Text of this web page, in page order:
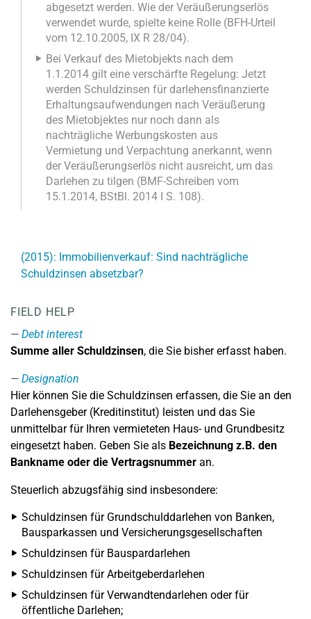
abgesetzt werden. Wie der Veräußerungserlös
verwendet wurde, spielte keine Rolle (BFH-Urteil
vom 12.10.2005, IX R 28/04).
Bei Verkauf des Mietobjekts nach dem
1.1.2014 gilt eine verschärfte Regelung: Jetzt
werden Schuldzinsen für darlehensfinanzierte
Erhaltungsaufwendungen nach Veräußerung
des Mietobjektes nur noch dann als
nachträgliche Werbungskosten aus
Vermietung und Verpachtung anerkannt, wenn
der Veräußerungserlös nicht ausreicht, um das
Darlehen zu tilgen (BMF-Schreiben vom
15.1.2014, BStBl. 2014 I S. 108).
(2015): Immobilienverkauf: Sind nachträgliche
Schuldzinsen absetzbar?
FIELD HELP
Debt interest
Summe aller Schuldzinsen, die Sie bisher erfasst haben.
Designation
Hier können Sie die Schuldzinsen erfassen, die Sie an den
Darlehensgeber (Kreditinstitut) leisten und das Sie
unmittelbar für Ihren vermieteten Haus- und Grundbesitz
eingesetzt haben. Geben Sie als Bezeichnung z.B. den
Bankname oder die Vertragsnummer an.
Steuerlich abzugsfähig sind insbesondere:
Schuldzinsen für Grundschulddarlehen von Banken,
Bausparkassen und Versicherungsgesellschaften
Schuldzinsen für Bauspardarlehen
Schuldzinsen für Arbeitgeberdarlehen
Schuldzinsen für Verwandtendarlehen oder für
öffentliche Darlehen;